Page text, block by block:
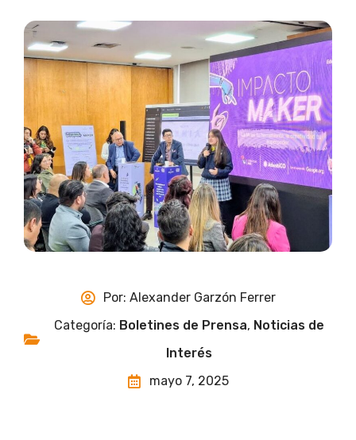
Por: Alexander Garzón Ferrer
Categoría: Boletines de Prensa, Noticias de
Interés
mayo 7, 2025